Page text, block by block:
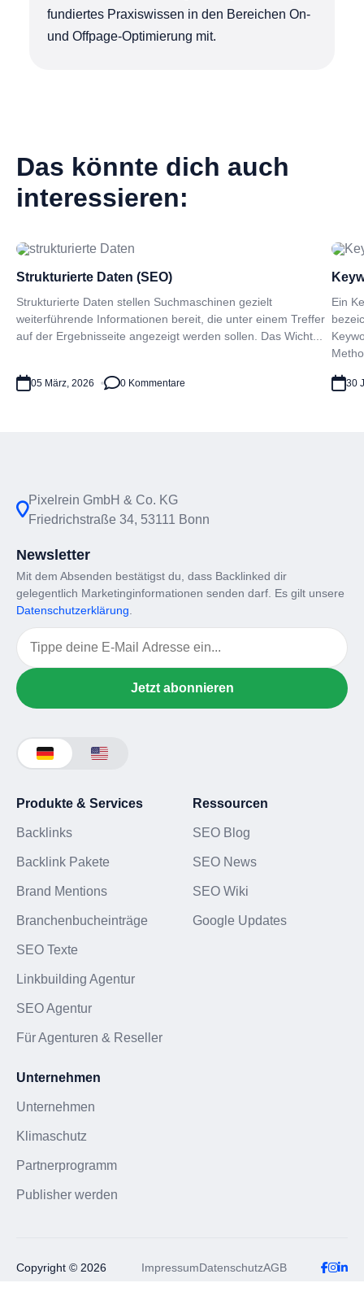
fundiertes Praxiswissen in den Bereichen On-
und Offpage-Optimierung mit.
Das könnte dich auch
interessieren:
Strukturierte Daten (SEO)
Strukturierte Daten stellen Suchmaschinen gezielt
weiterführende Informationen bereit, die unter einem Treffer
auf der Ergebnisseite angezeigt werden sollen. Das Wicht...
05 März, 2026 0 Kommentare
Ein
30
Pixelrein GmbH & Co. KG
Friedrichstraße 34, 53111 Bonn
Newsletter
Mit dem Absenden bestätigst du, dass Backlinked dir
gelegentlich Marketinginformationen senden darf. Es gilt unsere
Datenschutzerklärung
Email
Jetzt abonnieren
Produkte & Services
Backlinks
Backlink Pakete
Brand Mentions
Branchenbucheinträge
SEO Texte
Linkbuilding Agentur
SEO Agentur
Für Agenturen & Reseller
Ressourcen
SEO Blog
SEO News
SEO Wiki
Google Updates
Unternehmen
Unternehmen
Klimaschutz
Partnerprogramm
Publisher werden
Copyright © 2026 ImpressumDatenschutzAGB